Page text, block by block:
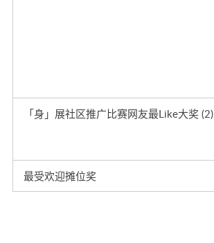
「身」展社区推广比赛网友最Like大奖 (2)
最受欢迎摊位奖